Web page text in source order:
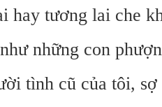
hay tương lai che
những con
tình cũ của tôi,